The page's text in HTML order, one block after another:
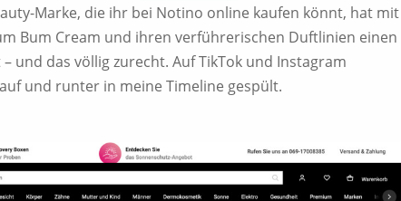
Marke, die ihr bei Notino online kaufen könnt, hat mit
Bum Cream und ihren verführerischen Duftlinien einen
und das völlig zurecht. Auf TikTok und Instagram
und runter in meine Timeline gespült.